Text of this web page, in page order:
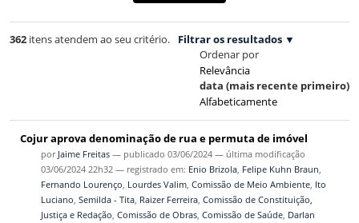
362 itens atendem ao seu critério.
Filtrar os resultados
Ordenar por
Relevância
data (mais recente primeiro)
Alfabeticamente
Cojur aprova denominação de rua e permuta de imóvel
por Jaime Freitas — publicado 03/06/2024 — última modificação
03/06/2024 22h32 — registrado em: Enio Brizola, Felipe Kuhn Braun,
Fernando Lourenço, Lourdes Valim, Comissão de Meio Ambiente, Ito
Luciano, Semilda - Tita, Raizer Ferreira, Comissão de Constituição,
Justiça e Redação, Comissão de Obras, Comissão de Saúde, Darlan